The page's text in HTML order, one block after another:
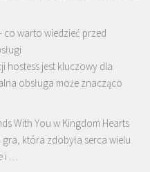
co warto wiedzieć przed
hostess jest kluczowy dla
obsługa może znacząco
With You w Kingdom Hearts
która zdobyła serca wielu
i …